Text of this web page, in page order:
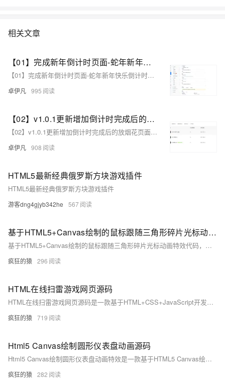
相关文章
【01】完成新年倒计时页面-蛇年新年快乐倒计时领取礼物放烟花html代码优雅草科技央千澈写采用html5+div+CSS+JavaScript-优雅草卓伊凡-做一条关于新年的代码分享给你们-为了C站的分拼一下子
【01】完成新年倒计时页面-蛇年新年快乐倒计时领取礼物放烟花html代码优雅草科技央千澈写采用html5+div+CSS+JavaScript-优雅草卓伊凡-做一条关于新年的代码分享给你们-为了C站的分拼一下子
卓伊凡 995
【02】v1.0.1更新增加倒计时完成后的放烟花页面-优化播放器-优化结构目录-蛇年新年快乐倒计时领取礼物放烟花html代码优雅草科技央千澈写采用html5+div+CSS+JavaScript-优雅草卓伊凡-做一条关于新年的代码分享给你们-为了C站的分拼一下子
【02】v1.0.1更新增加倒计时完成后的放烟花页面-优化播放器-优化结构目录-蛇年新年快乐倒计时领取礼物放烟花html代码优雅草科技央千澈写采用html5+div+CSS+JavaScript-优雅草卓伊凡-做一条关于新年的代码分享给你们-为了C站的分拼一下子
卓伊凡 908
HTML5最新经典俄罗斯方块游戏插件
HTML5最新经典俄罗斯方块游戏插件
游客dng4gjyb342he 567
基于HTML5+Canvas绘制的鼠标跟随三角形碎片光标动画代码
基于HTML5+Canvas绘制的鼠标跟随三角形碎片光标动画特效代码，很有意思，一团三角形碎片跟随鼠标的移动，不冗长、不笨重，反而有一种很轻盈的感觉，非常不错
疯狂的猿 296
HTML在线扫雷游戏网页源码
HTML在线扫雷游戏网页源码是一款基于HTML+CSS+JavaScript开发的在线扫雷小游戏单页源码，为用户提供了一个无需安装即可在浏览器中直接玩的扫雷游戏。该游戏的源码不仅包含了完整的游戏逻辑，还具备丰富的界面设计和用户交互功能，使得玩家能够轻松上手并享受扫雷带来的乐趣。
疯狂的猿 719
Html5 Canvas绘制圆形仪表盘动画源码
Html5 Canvas绘制圆形仪表盘动画特效是一款基于HTML5 Canvas绘制的圆形百分比仪表盘动画特效。
疯狂的猿 282